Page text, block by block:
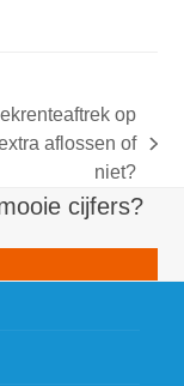
op
aflossen of
niet?
cijfers?